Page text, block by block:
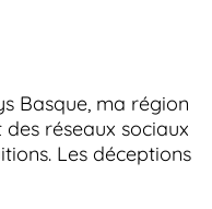
Basque, ma région
réseaux sociaux
Les déceptions